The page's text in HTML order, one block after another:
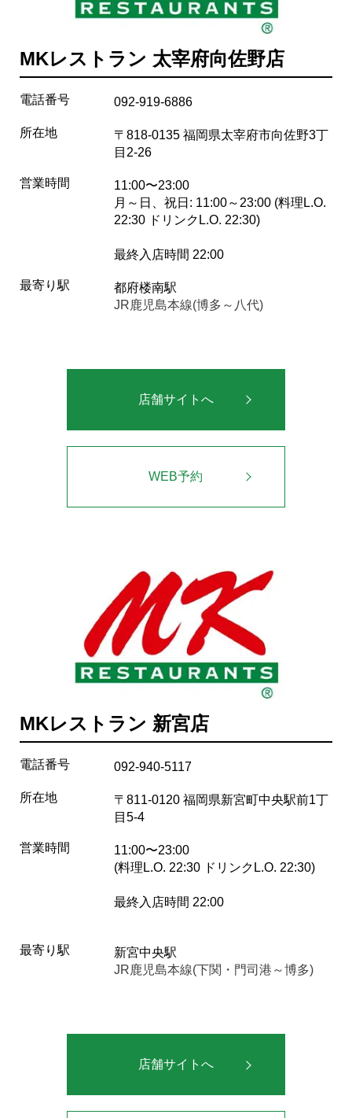
MKレストラン 太宰府向佐野店
電話番号 092-919-6886
所在地
〒818-0135 福岡県太宰府市向佐野3丁
目2-26
営業時間
11:00〜23:00
月～日、祝日: 11:00～23:00 (料理L.O.
22:30 ドリンクL.O. 22:30)
最終入店時間 22:00
最寄り駅
都府楼南駅
JR鹿児島本線(博多～八代)
店舗サイトへ
WEB予約
MKレストラン 新宮店
電話番号 092-940-5117
所在地
〒811-0120 福岡県新宮町中央駅前1丁
目5-4
営業時間
11:00〜23:00
(料理L.O. 22:30 ドリンクL.O. 22:30)
最終入店時間 22:00
最寄り駅
新宮中央駅
JR鹿児島本線(下関・門司港～博多)
店舗サイトへ